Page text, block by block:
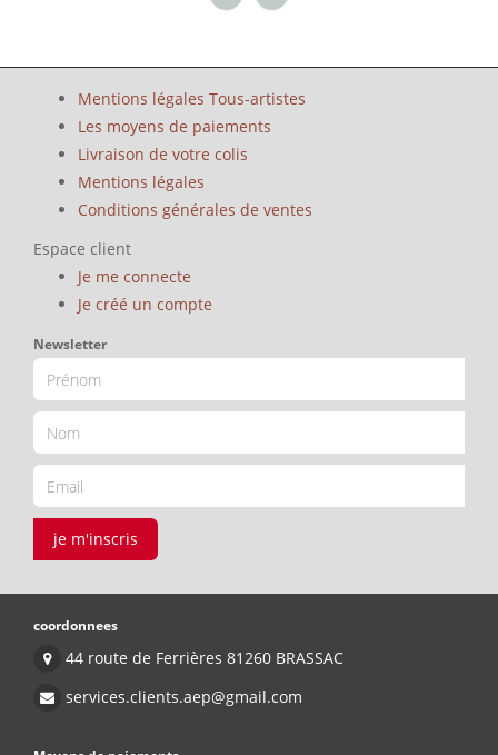
Mentions légales Tous-artistes
Les moyens de paiements
Livraison de votre colis
Mentions légales
Conditions générales de ventes
Espace client
Je me connecte
Je créé un compte
Newsletter
je m'inscris
coordonnees
44 route de Ferrières 81260 BRASSAC
services.clients.aep@gmail.com